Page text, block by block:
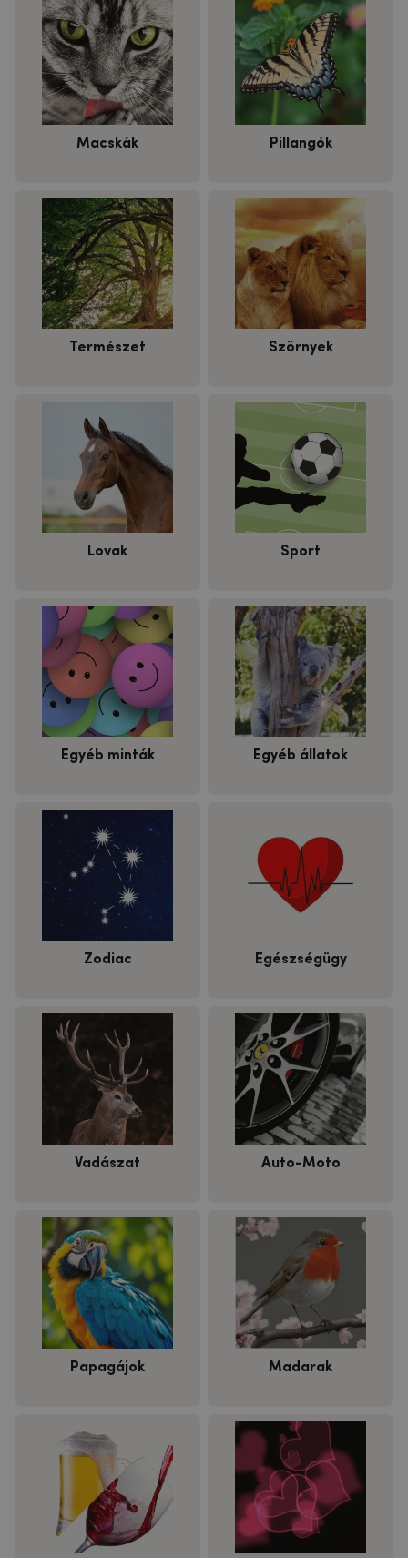
Macskák Pillangók
Természet Szörnyek
Lovak Sport
Egyéb minták Egyéb állatok
Zodiac Egészségügy
Vadászat Auto-Moto
Papagájok Madarak